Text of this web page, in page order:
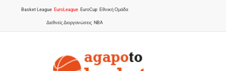
Basket League EuroLeague EuroCup Εθνική Ομάδα
Διεθνείς Διοργανώσεις NBA